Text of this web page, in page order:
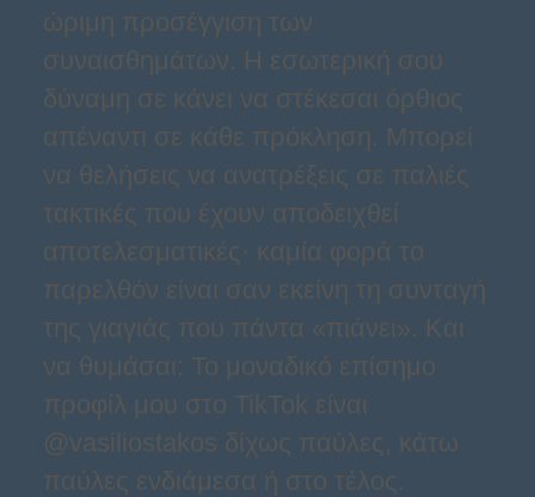
ώριμη προσέγγιση των
συναισθημάτων. Η εσωτερική σου
δύναμη σε κάνει να στέκεσαι όρθιος
απέναντι σε κάθε πρόκληση. Μπορεί
να θελήσεις να ανατρέξεις σε παλιές
τακτικές που έχουν αποδειχθεί
αποτελεσματικές· καμία φορά το
παρελθόν είναι σαν εκείνη τη συνταγή
της γιαγιάς που πάντα «πιάνει». Και
να θυμάσαι: Το μοναδικό επίσημο
προφίλ μου στο TikTok είναι
@vasiliostakos δίχως παύλες, κάτω
παύλες ενδιάμεσα ή στο τέλος.